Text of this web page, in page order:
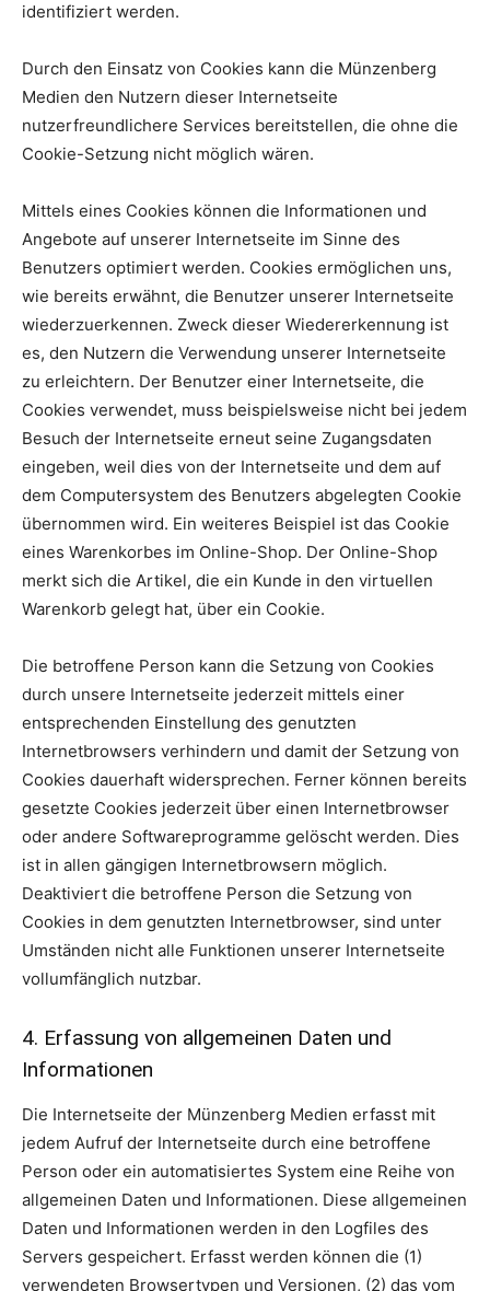
identifiziert werden.
Durch den Einsatz von Cookies kann die Münzenberg
Medien den Nutzern dieser Internetseite
nutzerfreundlichere Services bereitstellen, die ohne die
Cookie-Setzung nicht möglich wären.
Mittels eines Cookies können die Informationen und
Angebote auf unserer Internetseite im Sinne des
Benutzers optimiert werden. Cookies ermöglichen uns,
wie bereits erwähnt, die Benutzer unserer Internetseite
wiederzuerkennen. Zweck dieser Wiedererkennung ist
es, den Nutzern die Verwendung unserer Internetseite
zu erleichtern. Der Benutzer einer Internetseite, die
Cookies verwendet, muss beispielsweise nicht bei jedem
Besuch der Internetseite erneut seine Zugangsdaten
eingeben, weil dies von der Internetseite und dem auf
dem Computersystem des Benutzers abgelegten Cookie
übernommen wird. Ein weiteres Beispiel ist das Cookie
eines Warenkorbes im Online-Shop. Der Online-Shop
merkt sich die Artikel, die ein Kunde in den virtuellen
Warenkorb gelegt hat, über ein Cookie.
Die betroffene Person kann die Setzung von Cookies
durch unsere Internetseite jederzeit mittels einer
entsprechenden Einstellung des genutzten
Internetbrowsers verhindern und damit der Setzung von
Cookies dauerhaft widersprechen. Ferner können bereits
gesetzte Cookies jederzeit über einen Internetbrowser
oder andere Softwareprogramme gelöscht werden. Dies
ist in allen gängigen Internetbrowsern möglich.
Deaktiviert die betroffene Person die Setzung von
Cookies in dem genutzten Internetbrowser, sind unter
Umständen nicht alle Funktionen unserer Internetseite
vollumfänglich nutzbar.
4. Erfassung von allgemeinen Daten und
Informationen
Die Internetseite der Münzenberg Medien erfasst mit
jedem Aufruf der Internetseite durch eine betroffene
Person oder ein automatisiertes System eine Reihe von
allgemeinen Daten und Informationen. Diese allgemeinen
Daten und Informationen werden in den Logfiles des
Servers gespeichert. Erfasst werden können die (1)
verwendeten Browsertypen und Versionen, (2) das vom